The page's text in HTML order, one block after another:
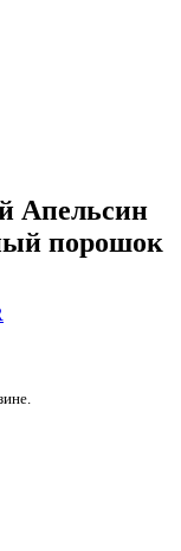
Апельсин
порошок